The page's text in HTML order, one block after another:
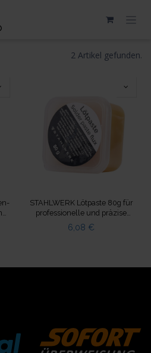
2 Artikel gefunden.
STAHLWERK Lötpaste 80g für
professionelle und präzise
Lötarbeiten
6,08 €